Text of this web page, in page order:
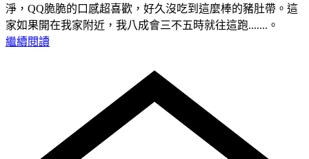
淨，QQ脆脆的口感超喜歡，好久沒吃到這麼棒的豬肚帶。這
家如果開在我家附近，我八成會三不五時就往這跑.......。
繼續閱讀